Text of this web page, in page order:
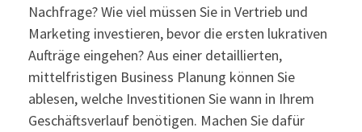
Nachfrage? Wie viel müssen Sie in Vertrieb und
Marketing investieren, bevor die ersten lukrativen
Aufträge eingehen? Aus einer detaillierten,
mittelfristigen Business Planung können Sie
ablesen, welche Investitionen Sie wann in Ihrem
Geschäftsverlauf benötigen. Machen Sie dafür